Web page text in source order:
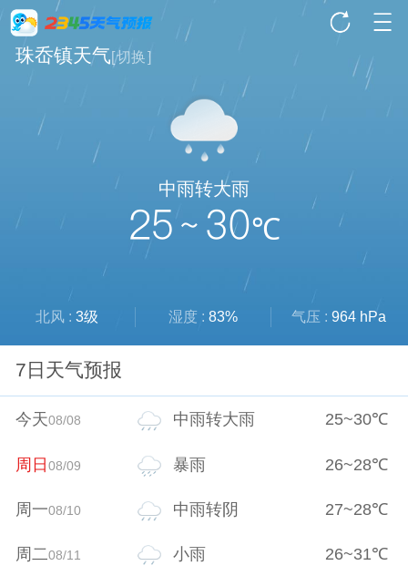
珠岙镇天气[切换]
中雨转大雨
25 ~ 30℃
北风 :3级 湿度 : 83% 气压 : 964 hPa
7日天气预报
今天08/08 中雨转大雨 25~30℃
周日08/09 暴雨 26~28℃
周一08/10 中雨转阴 27~28℃
周二08/11 小雨 26~31℃